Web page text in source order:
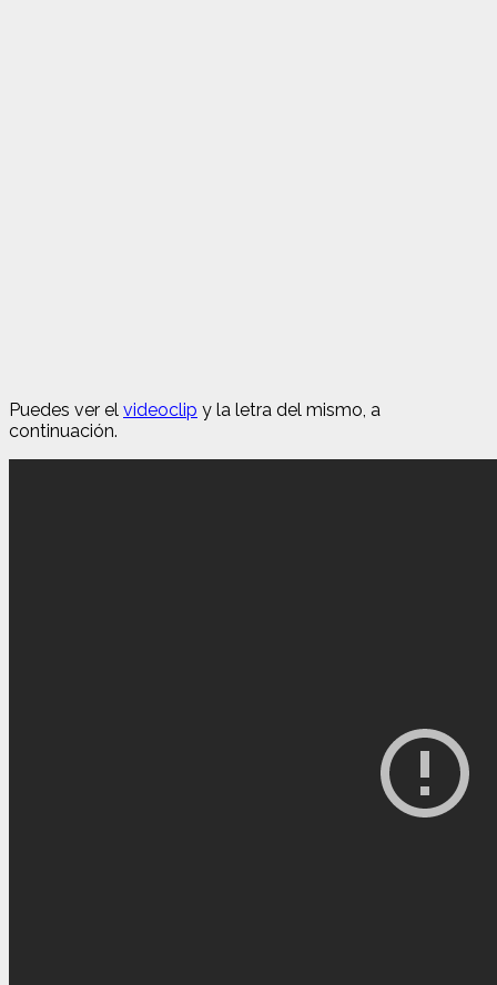
Puedes ver el videoclip y la letra del mismo, a
continuación.